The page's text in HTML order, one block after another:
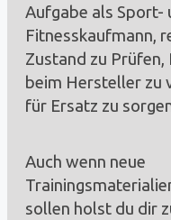
Aufgabe als Sport-
Fitnesskaufmann,
Zustand zu Prüfen,
beim Hersteller zu
für Ersatz zu
Auch wenn neue
sollen holst du dir